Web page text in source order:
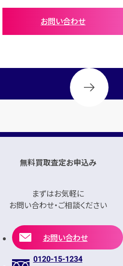
お問い合わせ
無料買取査定お申込み
まずはお気軽に
お問い合わせ・ご相談ください
お問い合わせ
0120-15-1234